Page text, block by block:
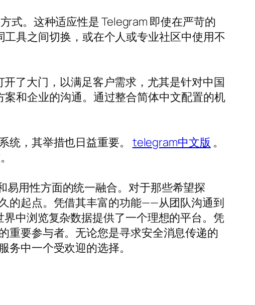
式。这种适应性是 Telegram 即使在严苛的
具之间切换，或在个人或专业社区中使用不
了大门，以满足客户需求，尤其是针对中国
和企业的沟通。通过整合简体中文配置的机
统，其举措也日益重要。 telegram中文版 。
用性方面的统一融合。对于那些希望探
的起点。凭借其丰富的功能——从团队沟通到
中浏览复杂数据提供了一个理想的平台。凭
重要参与者。无论您是寻求安全消息传递的
中一个受欢迎的选择。